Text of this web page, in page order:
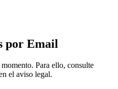
por Email
Para ello, consulte
el aviso legal.